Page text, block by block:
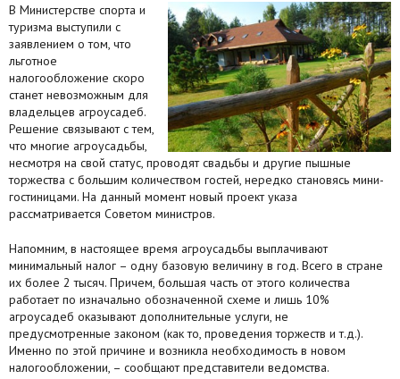
Дома/коттеджи/участки
Комерческая недвижимость
Продажа коммерческой недвижимости
Аренда коммерческой недвижимости
Другие разделы
Новости
Агентства
Ремонт квартир
Грузовое такси
Способы оплаты
В Министерстве спорта и
туризма выступили с
заявлением о том, что
льготное
налогообложение скоро
станет невозможным для
владельцев агроусадеб.
Решение связывают с тем,
что многие агроусадьбы,
несмотря на свой статус, проводят свадьбы и другие пышные
торжества с большим количеством гостей, нередко становясь мини-
гостиницами. На данный момент новый проект указа
рассматривается Советом министров.
Напомним, в настоящее время агроусадьбы выплачивают
минимальный налог – одну базовую величину в год. Всего в стране
их более 2 тысяч. Причем, большая часть от этого количества
работает по изначально обозначенной схеме и лишь 10%
агроусадеб оказывают дополнительные услуги, не
предусмотренные законом (как то, проведения торжеств и т.д.).
Именно по этой причине и возникла необходимость в новом
налогообложении, – сообщают представители ведомства.